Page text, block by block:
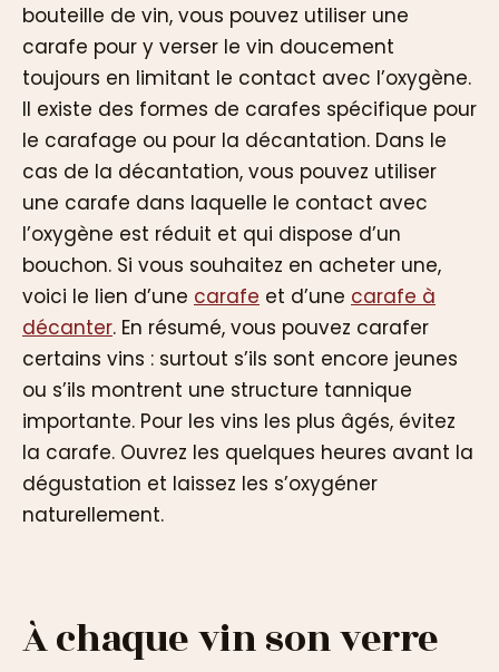
bouteille de vin, vous pouvez utiliser une
carafe pour y verser le vin doucement
toujours en limitant le contact avec l’oxygène.
Il existe des formes de carafes spécifique pour
le carafage ou pour la décantation. Dans le
cas de la décantation, vous pouvez utiliser
une carafe dans laquelle le contact avec
l’oxygène est réduit et qui dispose d’un
bouchon. Si vous souhaitez en acheter une,
voici le lien d’une carafe et d’une carafe à
décanter. En résumé, vous pouvez carafer
certains vins : surtout s’ils sont encore jeunes
ou s’ils montrent une structure tannique
importante. Pour les vins les plus âgés, évitez
la carafe. Ouvrez les quelques heures avant la
dégustation et laissez les s’oxygéner
naturellement.
À chaque vin son verre